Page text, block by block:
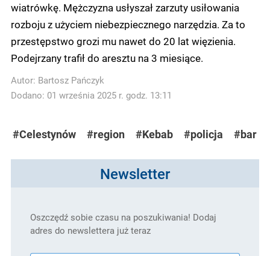
wiatrówkę. Mężczyzna usłyszał zarzuty usiłowania
rozboju z użyciem niebezpiecznego narzędzia. Za to
przestępstwo grozi mu nawet do 20 lat więzienia.
Podejrzany trafił do aresztu na 3 miesiące.
Autor: Bartosz Pańczyk
Dodano: 01 września 2025 r. godz. 13:11
#Celestynów #region #Kebab #policja #bar
Newsletter
Oszczędź sobie czasu na poszukiwania! Dodaj
adres do newslettera już teraz